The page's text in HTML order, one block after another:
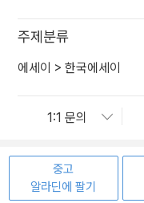
주제분류
에세이 > 한국에세이
중고
알라딘에 팔기